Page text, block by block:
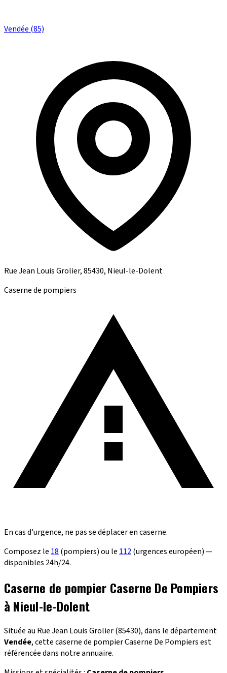
Vendée (85)
Rue Jean Louis Grolier, 85430, Nieul-le-Dolent
Caserne de pompiers
En cas d'urgence, ne pas se déplacer en caserne.
Composez le 18 (pompiers) ou le 112(urgences européen) —
disponibles 24h/24.
Caserne de pompier Caserne De Pompiers
à Nieul-le-Dolent
Située au Rue Jean Louis Grolier (85430), dans le département
Vendée, cette caserne de pompier Caserne De Pompiers est
référencée dans notre annuaire.